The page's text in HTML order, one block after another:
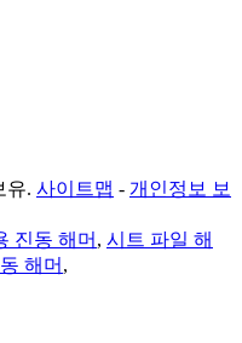
유. 사이트맵 - 개인정보 보
진동 해머 , 시트 파일 해
해머 ,